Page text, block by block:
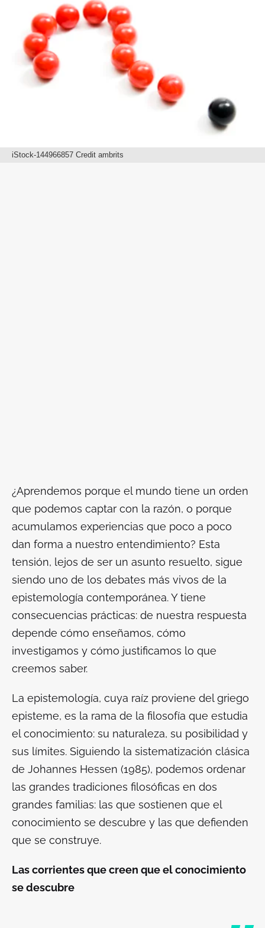
iStock-144966857 Credit ambrits
¿Aprendemos porque el mundo tiene un orden
que podemos captar con la razón, o porque
acumulamos experiencias que poco a poco
dan forma a nuestro entendimiento? Esta
tensión, lejos de ser un asunto resuelto, sigue
siendo uno de los debates más vivos de la
epistemología contemporánea. Y tiene
consecuencias prácticas: de nuestra respuesta
depende cómo enseñamos, cómo
investigamos y cómo justificamos lo que
creemos saber.
La epistemología, cuya raíz proviene del griego
episteme, es la rama de la filosofía que estudia
el conocimiento: su naturaleza, su posibilidad y
sus límites. Siguiendo la sistematización clásica
de Johannes Hessen (1985), podemos ordenar
las grandes tradiciones filosóficas en dos
grandes familias: las que sostienen que el
conocimiento se descubre y las que defienden
que se construye.
Las corrientes que creen que el conocimiento
se descubre